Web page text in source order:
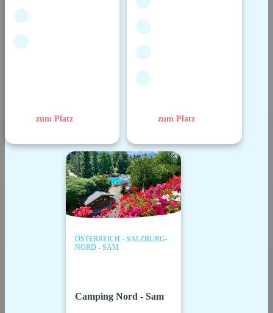
zum Platz zum Platz
ÖSTERREICH - SALZBURG-
NORD - SAM
Camping Nord - Sam